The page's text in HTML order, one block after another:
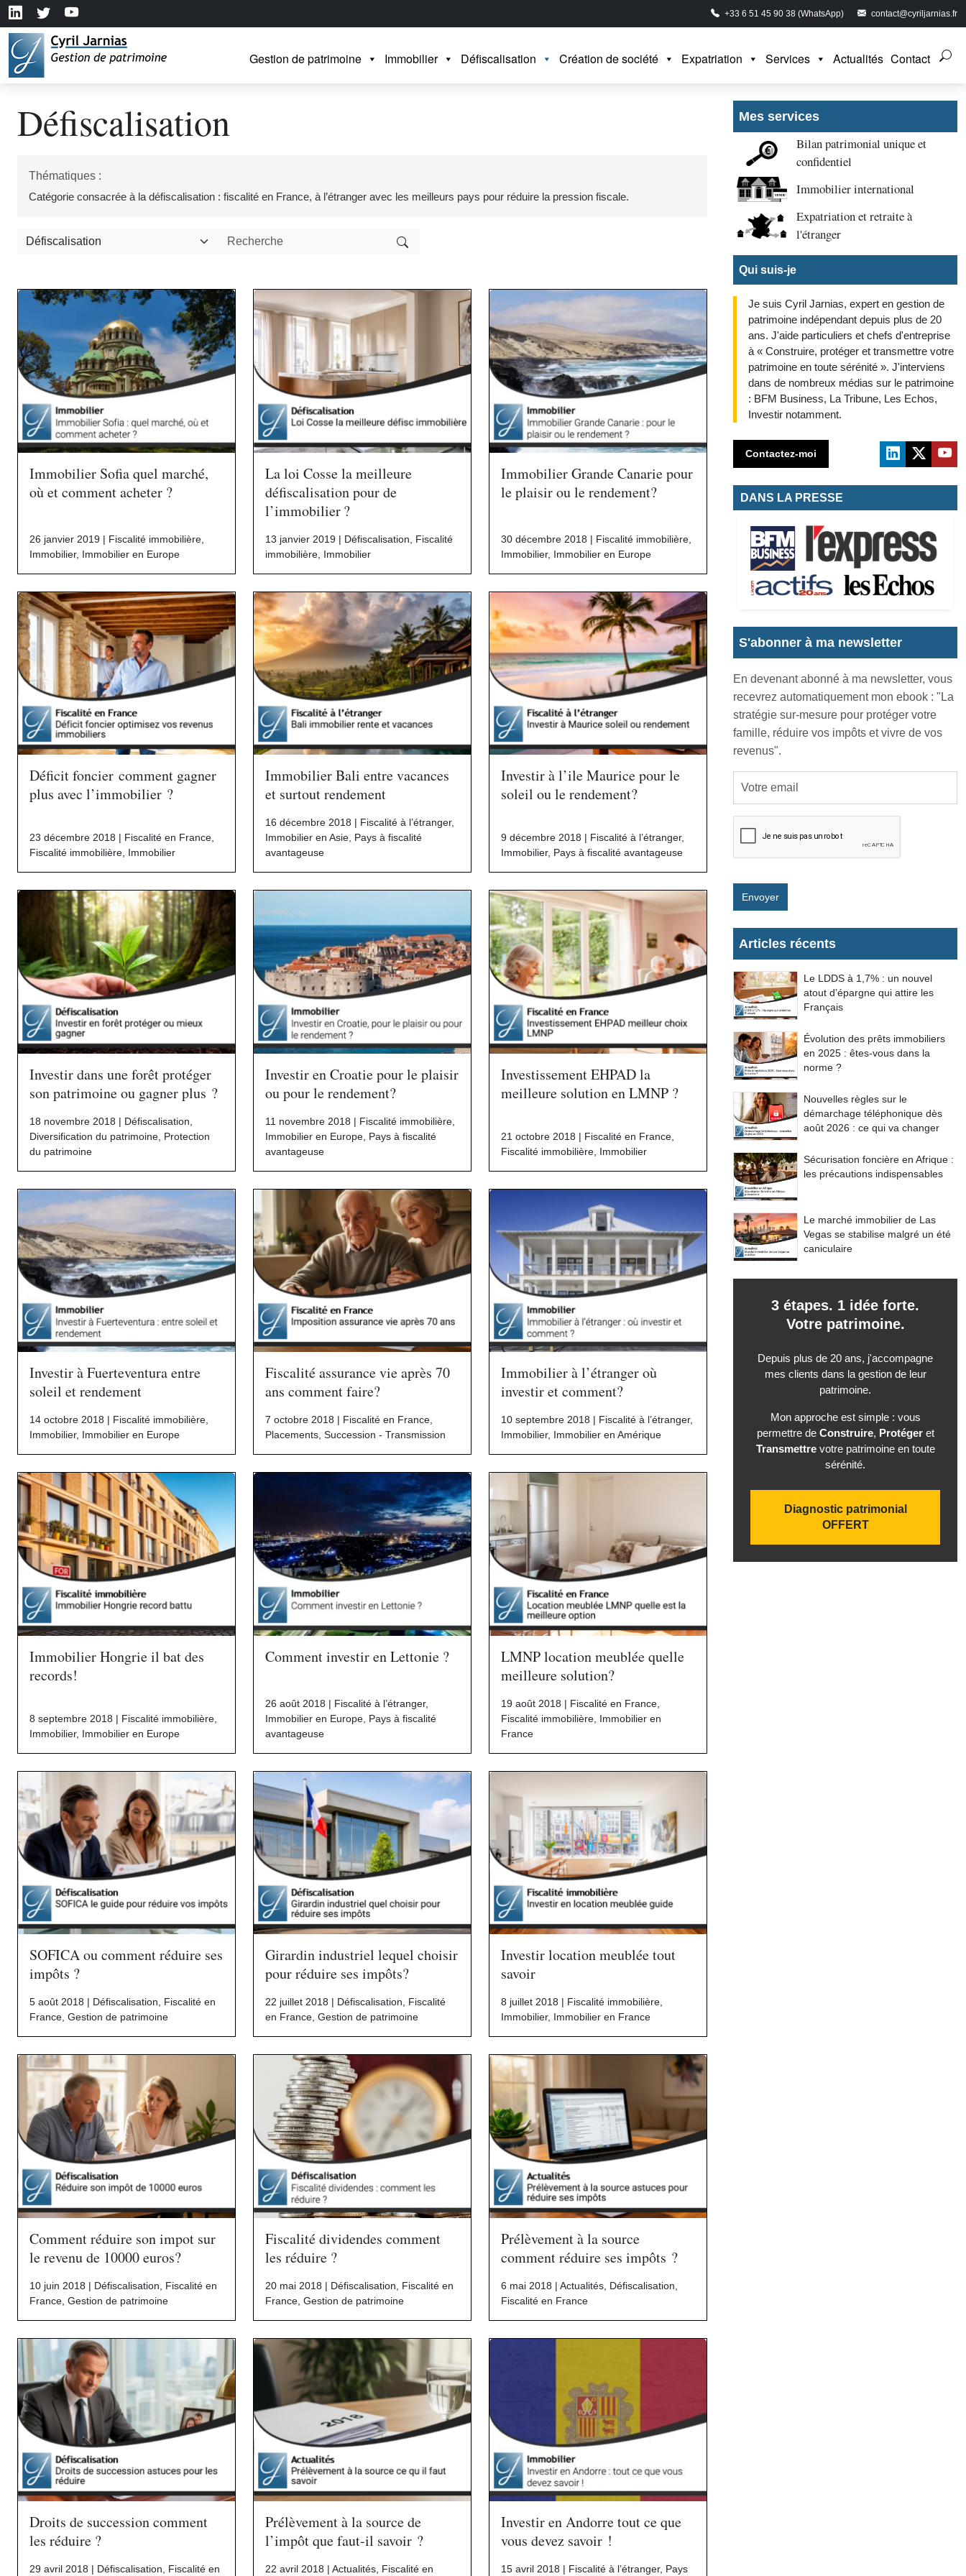
+33 6 51 45 90 38 (WhatsApp) contact@cyriljarnias.fr
Gestion de patrimoine Immobilier Défiscalisation Création de société Expatriation Services Actualités Contact
Défiscalisation
Thématiques :
Catégorie consacrée à la défiscalisation : fiscalité en France, à l’étranger avec les meilleurs pays pour réduire la pression fiscale.
Immobilier Sofia quel marché,
où et comment acheter ?
26 janvier 2019 | Fiscalité immobilière
Immobilier, Immobilier en Europe
La loi Cosse la meilleure
défiscalisation pour de
l’immobilier ?
13 janvier 2019 | Défiscalisation
Fiscalité
immobilière Immobilier
Immobilier Grande Canarie pour
le plaisir ou le rendement?
30 décembre 2018 | Fiscalité immobilière
Immobilier, Immobilier en Europe
Déficit foncier comment gagner
plus avec l’immobilier ?
23 décembre 2018 | Fiscalité en France,
Fiscalité immobilière, Immobilier
Immobilier Bali entre vacances
et surtout rendement
16 décembre 2018 | Fiscalité à l’étranger,
Immobilier en Asie, Pays à fiscalité
avantageuse
Investir à l’ile Maurice pour le
soleil ou le rendement?
9 décembre 2018 | Fiscalité à l’étranger,
Immobilier, Pays à fiscalité avantageuse
Investir dans une forêt protéger
son patrimoine ou gagner plus ?
18 novembre 2018 | Défiscalisation
Diversification du patrimoine Protection
du patrimoine
Investir en Croatie pour le plaisir
ou pour le rendement?
11 novembre 2018 | Fiscalité immobilière
Immobilier en Europe Pays à fiscalité
avantageuse
Investissement EHPAD la
meilleure solution en LMNP ?
21 octobre 2018 | Fiscalité en France
Fiscalité immobilière Immobilier
Investir à Fuerteventura entre
soleil et rendement
14 octobre 2018 | Fiscalité immobilière,
Immobilier, Immobilier en Europe
Fiscalité assurance vie après 70
ans comment faire?
7 octobre 2018 | Fiscalité en France,
Placements, Succession - Transmission
Immobilier à l’étranger où
investir et comment?
10 septembre 2018 | Fiscalité à l’étranger,
Immobilier, Immobilier en Amérique
Immobilier Hongrie il bat des
records!
8 septembre 2018 | Fiscalité immobilière
Immobilier, Immobilier en Europe
Comment investir en Lettonie ?
26 août 2018 | Fiscalité à l’étranger,
Immobilier en Europe Pays à fiscalité
avantageuse
LMNP location meublée quelle
meilleure solution?
19 août 2018 | Fiscalité en France
Fiscalité immobilière Immobilier en
France
SOFICA ou comment réduire ses
impôts ?
5 août 2018 | Défiscalisation, Fiscalité en
France, Gestion de patrimoine
Girardin industriel lequel choisir
pour réduire ses impôts?
22 juillet 2018 | Défiscalisation, Fiscalité
en France, Gestion de patrimoine
Investir location meublée tout
savoir
8 juillet 2018 | Fiscalité immobilière,
Immobilier, Immobilier en France
Comment réduire son impot sur
le revenu de 10000 euros?
10 juin 2018 | Défiscalisation
Fiscalité en
France Gestion de patrimoine
Fiscalité dividendes comment
les réduire ?
20 mai 2018 | Défiscalisation
Fiscalité en
France Gestion de patrimoine
Prélèvement à la source
comment réduire ses impôts ?
6 mai 2018 | Actualités Défiscalisation
Fiscalité en France
Droits de succession comment
les réduire ?
29 avril 2018 | Défiscalisation, Fiscalité en
Prélèvement à la source de
l’impôt que faut-il savoir ?
22 avril 2018 | Actualités, Fiscalité en
Investir en Andorre tout ce que
vous devez savoir !
15 avril 2018 | Fiscalité à l’étranger, Pays
Mes services
Bilan patrimonial unique et
confidentiel
Immobilier international
Expatriation et retraite à
l'étranger
Qui suis-je
Je suis Cyril Jarnias, expert en gestion de
patrimoine indépendant depuis plus de 20
ans. J'aide particuliers et chefs d'entreprise
à « Construire, protéger et transmettre votre
patrimoine en toute sérénité ». J'interviens
dans de nombreux médias sur le patrimoine
: BFM Business, La Tribune, Les Echos,
Investir notamment.
Contactez-moi
DANS LA PRESSE
S'abonner à ma newsletter
En devenant abonné à ma newsletter, vous
recevrez automatiquement mon ebook : "La
stratégie sur-mesure pour protéger votre
famille, réduire vos impôts et vivre de vos
revenus".
Envoyer
Articles récents
Le LDDS à 1,7% : un nouvel
atout d’épargne qui attire les
Français
Évolution des prêts immobiliers
en 2025 : êtes-vous dans la
norme ?
Nouvelles règles sur le
démarchage téléphonique dès
août 2026 : ce qui va changer
Sécurisation foncière en Afrique :
les précautions indispensables
Le marché immobilier de Las
Vegas se stabilise malgré un été
caniculaire
3 étapes. 1 idée forte.
Votre patrimoine.
Depuis plus de 20 ans, j'accompagne
mes clients dans la gestion de leur
patrimoine.
Mon approche est simple : vous
permettre de Construire, Protégeret
Transmettrevotre patrimoine en toute
sérénité.
Diagnostic patrimonial
OFFERT